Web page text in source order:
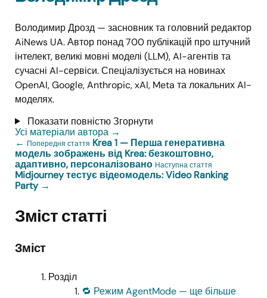
Володимир Дрозд — засновник та головний редактор
AiNews UA. Автор понад 700 публікацій про штучний
інтелект, великі мовні моделі (LLM), AI-агентів та
сучасні AI-сервіси. Спеціалізується на новинах
OpenAI, Google, Anthropic, xAI, Meta та локальних AI-
моделях.
Показати повністюЗгорнути
Усі матеріали автора →
← Попередня стаття Krea 1 — Перша генеративна
модель зображень від Krea: безкоштовно,
адаптивно, персоналізовано Наступна стаття
Midjourney тестує відеомодель: Video Ranking
Party →
Зміст статті
Зміст
Розділ
🔁 Режим AgentMode — ще більше